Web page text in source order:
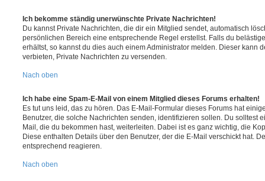
Ich bekomme ständig unerwünschte Private Nachrichten!
Du kannst Private Nachrichten, die dir ein Mitglied sendet, automatisch
persönlichen Bereich eine entsprechende Regel erstellst. Falls du
erhältst, so kannst du dies auch einem Administrator melden. Dieser kann
verbieten, Private Nachrichten zu versenden.
Nach oben
Ich habe eine Spam-E-Mail von einem Mitglied dieses Forums erhalten!
Es tut uns leid, das zu hören. Das E-Mail-Formular dieses Forums hat
Benutzer, die solche Nachrichten senden, identifizieren sollen. Du solltest
Mail, die du bekommen hast, weiterleiten. Dabei ist es ganz wichtig, die
Diese enthalten Details über den Benutzer, der die E-Mail verschickt hat.
entsprechend reagieren.
Nach oben